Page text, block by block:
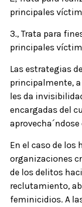
principales
3., Trata para
principales
Las estrategias
principalmente, a
les da
encargadas del
En el caso de los
organizaciones
de los delitos
reclutamiento,
feminicidios. A